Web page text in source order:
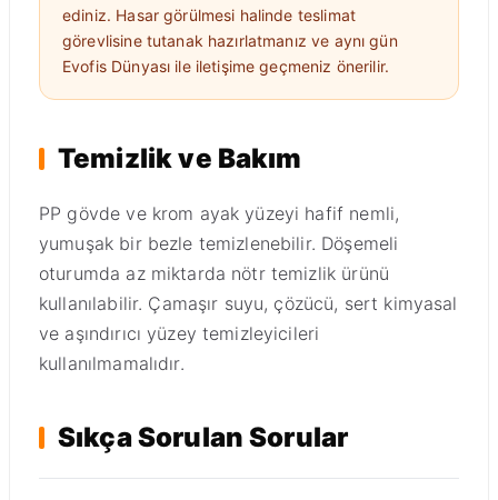
ediniz. Hasar görülmesi halinde teslimat
görevlisine tutanak hazırlatmanız ve aynı gün
Evofis Dünyası ile iletişime geçmeniz önerilir.
Temizlik ve Bakım
PP gövde ve krom ayak yüzeyi hafif nemli,
yumuşak bir bezle temizlenebilir. Döşemeli
oturumda az miktarda nötr temizlik ürünü
kullanılabilir. Çamaşır suyu, çözücü, sert kimyasal
ve aşındırıcı yüzey temizleyicileri
kullanılmamalıdır.
Sıkça Sorulan Sorular